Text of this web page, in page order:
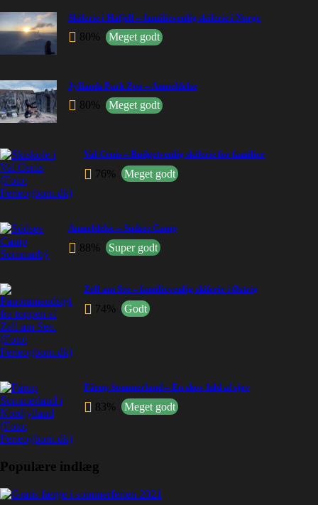
Skiferie i Hafjell – familievenlig skiferie i Norge
80% Meget godt
Jyllands Park Zoo – Anmeldelse
80% Meget godt
Val Cenis – Budgetvenlig skiferie for familier
76% Meget godt
Anmeldelse – Südsee Camp
88% Super godt
Zell am See – familievenlig skiferie i Østrig
74% Godt
Fårup Sommerland – En skov fuld af sjov
83% Meget godt
Populære indlæg